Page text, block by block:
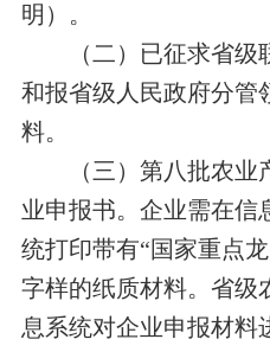
明）。
（二）已征求省级
和报省级人民政府分管
料。
（三）第八批农
业申报书。 企业需在信
统打印带有“国家重点
字样的纸质材料。省级
息系统对企业申报材料